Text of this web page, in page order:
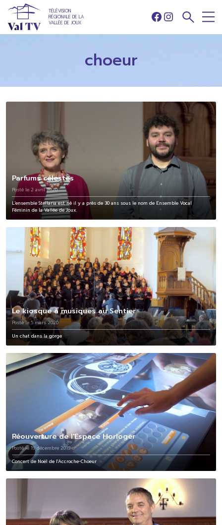
TÉLÉVISION
RÉGIONALE DE LA
VALLÉE DE JOUX
Facebook
Instagram
choeur
Parfums célestes
Posté le 2 avril 2020
L'ensemble Stellaria est né il y a près de 30 ans sous le nom de Ensemble Vocal
Féminin de la Vallée de Joux.
Le kiosque à musiques au Sentier
Posté le 5 mars 2020
Un chat dans la gorge
Réouverture de l'Espace Horloger
Posté le 19 décembre 2019
Concert de Noël de l'Accroche-Choeur